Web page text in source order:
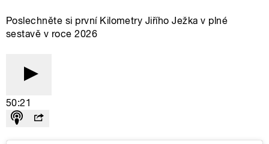
Poslechněte si první Kilometry Jiřího Ježka v plné
sestavě v roce 2026
50:21